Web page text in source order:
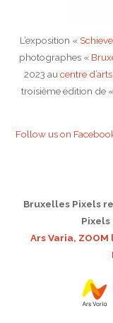
L’exposition «
photographes «
2023 aucentre
troisième édition de «
Follow us on
Bruxelles Pixels
Ars Varia,